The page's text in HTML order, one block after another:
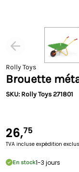
Rolly Toys
Brouette
SKU: Rolly Toys 271801
26,75
TVA incluse expédition
En stock1-3 jours